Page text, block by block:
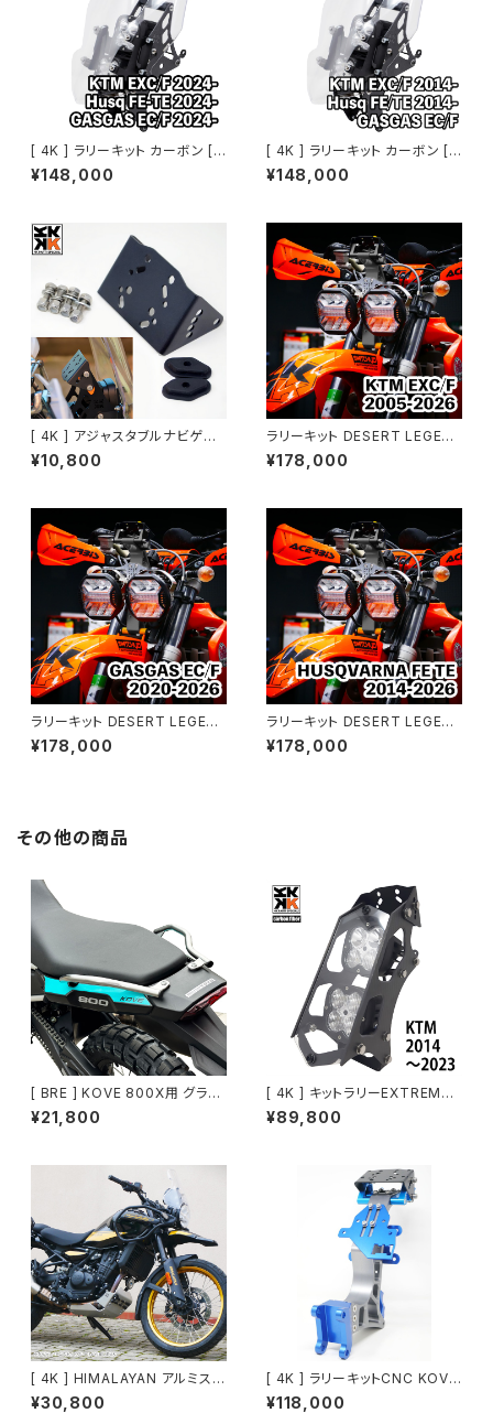
[ 4K ] ラリーキット カーボン [
KTM・Husq・GASGAS EDマシ
ン 2024～]
¥148,000
[ 4K ] ラリーキット カーボン [
KTM・Husq・GASGAS EDマシ
ン 2014～2023]
¥148,000
[ 4K ] アジャスタブルナビゲー
ションサポート
¥10,800
ラリーキット DESERT LEGEN
D｜KTM EXC/F 2005-2026
¥178,000
ラリーキット DESERT LEGEN
D｜GASGAS EC/F 2020-20
26
¥178,000
ラリーキット DESERT LEGEN
D｜HUSQVARNA FE TE 201
4-2026
¥178,000
その他の商品
[ BRE ] KOVE 800X用 グラブ
バー
¥21,800
[ 4K ] キットラリーEXTREME [
KTM・Husq・GASGAS EDマシ
ン ～2023 ]
¥89,800
[ 4K ] HIMALAYAN アルミスキ
ッドプレート
¥30,800
[ 4K ] ラリーキットCNC KOVE
450RALLY
¥118,000